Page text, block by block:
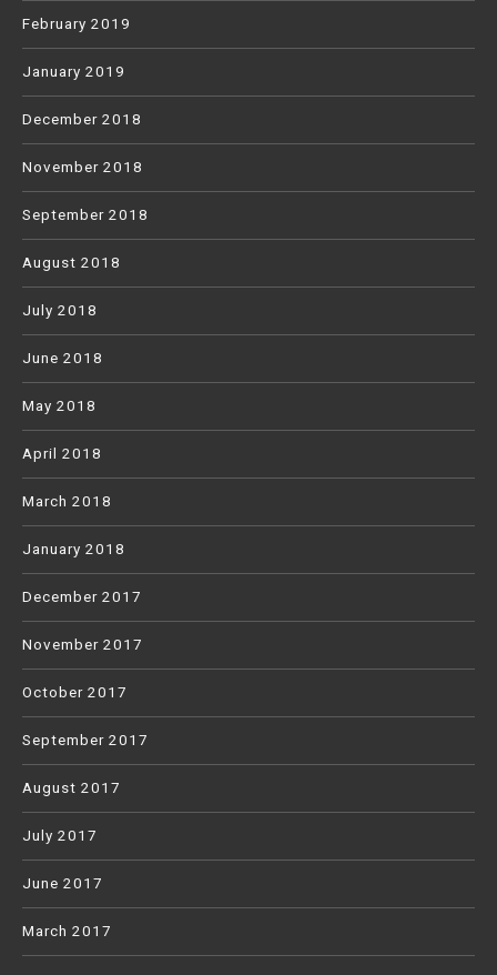
February 2019
January 2019
December 2018
November 2018
September 2018
August 2018
July 2018
June 2018
May 2018
April 2018
March 2018
January 2018
December 2017
November 2017
October 2017
September 2017
August 2017
July 2017
June 2017
March 2017